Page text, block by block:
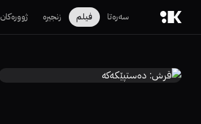
سەرەتا فیلم زنجیرە ژوورەکان